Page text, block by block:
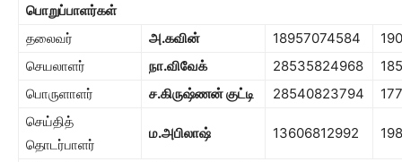
பொறுப்பாளர்கள்
தலைவர்
அ.கவின் 18957074584
190
செயலாளர்
நா.விவேக் 28535824968
185
பொருளாளர்
ச.கிருஷ்ணன் குட்டி 28540823794
177
செய்தித்
தொடர்பாளர்
ம.அபிலாஷ் 13606812992 198